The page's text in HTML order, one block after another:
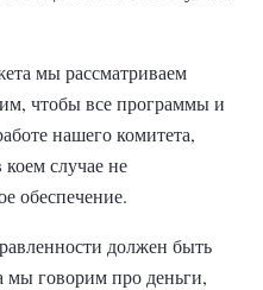
мы рассматриваем
чтобы все программы и
нашего комитета,
случае не
обеспечение.
должен быть
мы говорим про деньги,